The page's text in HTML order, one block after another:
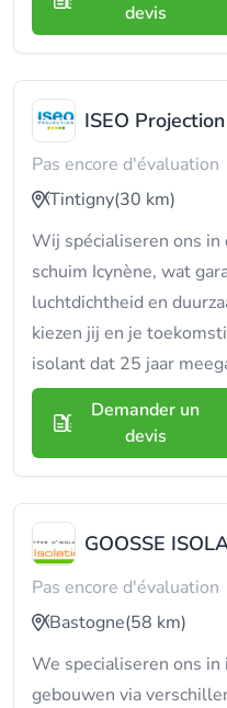
devis
ISEO Projection
Pas encore d'évaluation
Tintigny(30 km)
Wij spécialiseren ons
schuim Icynène, wat
luchtdichtheid en
kiezen jij en je
isolant dat 25 jaar
Demander un
devis
GOOSSE
Pas encore d'évaluation
Bastogne(58 km)
We specialiseren ons
gebouwen via